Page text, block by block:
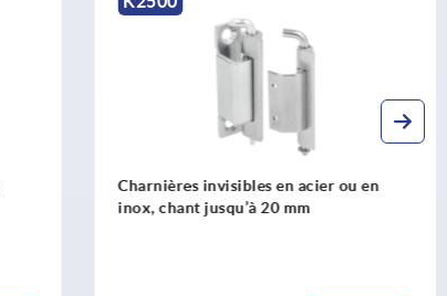
Charnières invisibles en acier ou en
inox, chant jusqu’à 20 mm